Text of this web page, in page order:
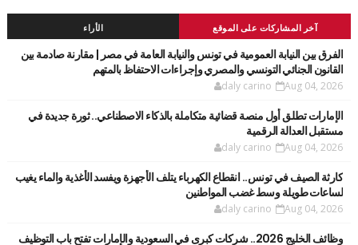
آخر المشاركات على الموقع الأراء
الفرق بين النيابة العمومية في تونس والنيابة العامة في مصر | مقارنة صادمة بين
القانون الجنائي التونسي والمصري وإجراءات الاحتفاظ بالمتهم
daly carino Aug 04, 2026
الإمارات تطلق أول منصة قضائية متكاملة بالذكاء الاصطناعي.. ثورة جديدة في
مستقبل العدالة الرقمية
daly carino Aug 04, 2026
كارثة الصيف في تونس.. انقطاع الكهرباء يتلف الأجهزة ويفسد الأغذية والماء يغيب
لساعات طويلة وسط غضب المواطنين
daly carino Aug 04, 2026
وظائف الخليج 2026.. شركات كبرى في السعودية والإمارات تفتح باب التوظيف